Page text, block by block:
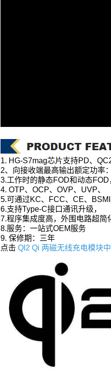
1. HG-S7mag芯片支持PD、
2、向接收端最高输出额定功率
3.工作时的静态FOD和动态FOD
4. OTP、OCP、OVP、UVP、
5.可通过KC、FCC、CE、
6.支持Type-C接口通讯升级，
7.程序集成度高，外围电路超简
8.服务：一站式OEM服务
9. 保修期：三年
点击 QI2 Qi 两磁无线充电模块